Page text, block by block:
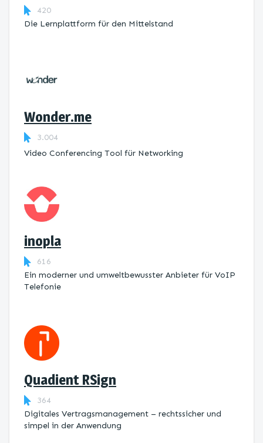
420
Die Lernplattform ​für den Mittelstand
Wonder.me
3.004
Video Conferencing Tool für Networking
inopla
616
Ein moderner und umweltbewusster Anbieter für VoIP
Telefonie
Quadient RSign
364
Digitales Vertragsmanagement – rechtssicher und
simpel in der Anwendung